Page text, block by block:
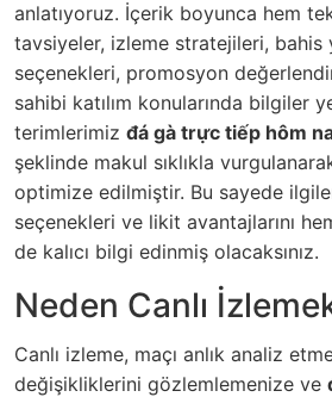
anlatıyoruz. İçerik boyunca hem
tavsiyeler, izleme stratejileri, bahis
seçenekleri, promosyon
sahibi katılım konularında bilgiler
terimlerimiz đá gà trực tiếp hôm
şeklinde makul sıklıkla
optimize edilmiştir. Bu sayede
seçenekleri ve likit avantajlarını
de kalıcı bilgi edinmiş olacaksınız.
Neden Canlı
Canlı izleme, maçı anlık analiz
değişikliklerini gözlemlemenize ve